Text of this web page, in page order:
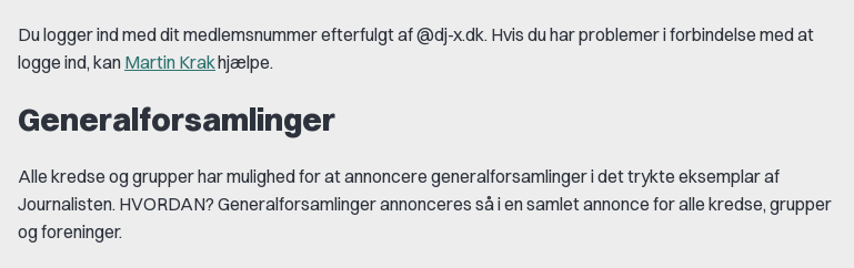
Du logger ind med dit medlemsnummer efterfulgt af @dj-x.dk. Hvis du har problemer i forbindelse med at
logge ind, kan Martin Krakhjælpe.
Generalforsamlinger
Alle kredse og grupper har mulighed foratannoncere generalforsamlinger i det trykte eksemplar af
Journalisten. HVORDAN? Generalforsamlinger annonceres så i en samlet annonce for alle kredse, grupper
og foreninger.